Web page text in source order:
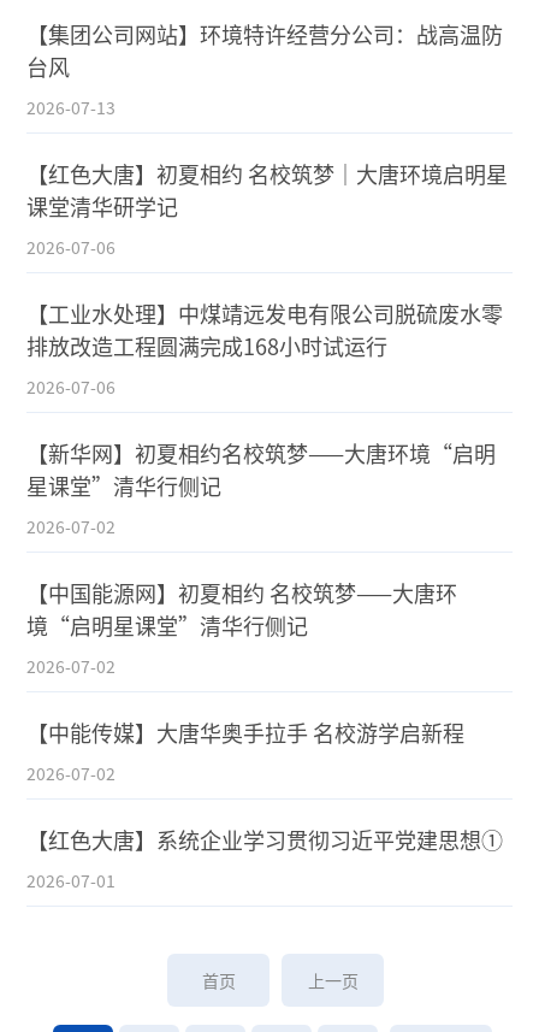
【集团公司网站】环境特许经营分公司：战高温防
台风
2026-07-13
【红色大唐】初夏相约 名校筑梦｜大唐环境启明星
课堂清华研学记
2026-07-06
【工业水处理】中煤靖远发电有限公司脱硫废水零
排放改造工程圆满完成168小时试运行
2026-07-06
【新华网】初夏相约名校筑梦——大唐环境“启明
星课堂”清华行侧记
2026-07-02
【中国能源网】初夏相约 名校筑梦——大唐环
境“启明星课堂”清华行侧记
2026-07-02
【中能传媒】大唐华奥手拉手 名校游学启新程
2026-07-02
【红色大唐】系统企业学习贯彻习近平党建思想①
2026-07-01
首页 上一页